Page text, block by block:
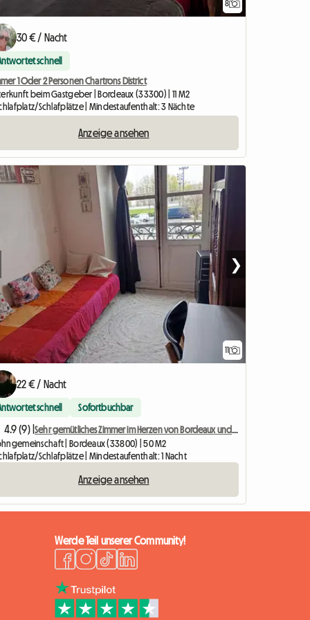
8
30 € / Nacht
schnell
1 Oder 2 Personen Chartrons District
beim Gastgeber | Bordeaux (33300) | 11 M2
Schlafplätze | Mindestaufenthalt: 3 Nächte
Anzeige ansehen
11
❯
22 € / Nacht
schnell Sofortbuchbar
4.9 (9) |
Sehr gemütliches Zimmer im Herzen von Bordeaux und privat
| Bordeaux (33800) | 50 M2
Schlafplätze | Mindestaufenthalt: 1 Nacht
Anzeige ansehen
Werde Teil unserer Community!